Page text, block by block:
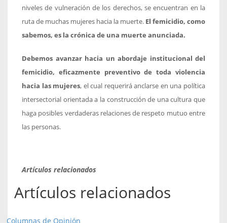
niveles de vulneración de los derechos, se encuentran en la
ruta de muchas mujeres hacia la muerte. El femicidio, como
sabemos, es la crónica de una muerte anunciada.
Debemos avanzar hacia un abordaje institucional del
femicidio, eficazmente preventivo de toda violencia
hacia las mujeres, el cual requerirá anclarse en una política
intersectorial orientada a la construcción de una cultura que
haga posibles verdaderas relaciones de respeto mutuo entre
las personas.
Artículos relacionados
Artículos relacionados
Columnas de Opinión